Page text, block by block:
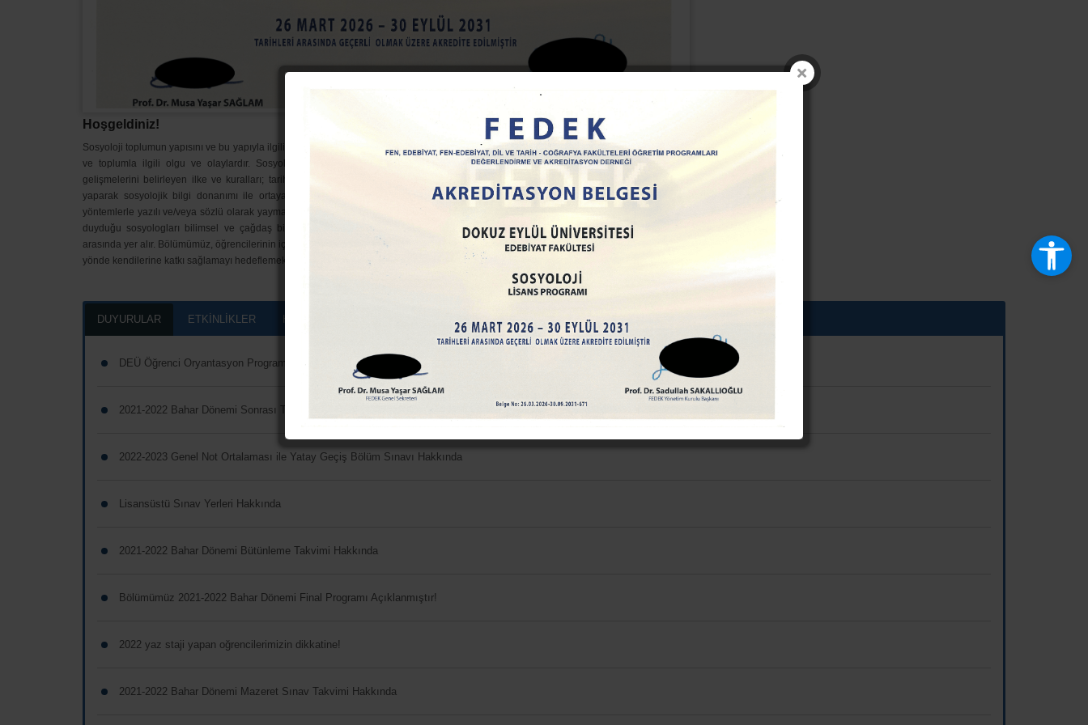
Hoşgeldiniz!
Sosyoloji toplumun yapısını ve bu yapıyla ilgili değişme ve gelişme süreçlerini inceleyen bir bilim dalıdır. Sosyolojinin temel konusu toplum
ve toplumla ilgili olgu ve olaylardır. Sosyologlar, toplumsal yaşamın getirdiği sosyal ilişkileri, toplumsal kurumların kökenlerini ve
gelişmelerini belirleyen ilke ve kuralları; tarihsel belgeleri inceleyerek, gözlem, görüşme ve anket gibi tekniklerle alanda araştırmalar
yaparak sosyolojik bilgi donanımı ile ortaya koymaya çalışırlar. Bilimsel araştırmalar yapmak, bilgi üretmek, üretilen bilgileri çeşitli
yöntemlerle yazılı ve/veya sözlü olarak yaymak, toplumu ve içinde bulunduğu kenti, sosyal çevreyi bilgilendirmek; Türkiye’nin gereksinim
duyduğu sosyologları bilimsel ve çağdaş bir eğitimle yetiştirmek Dokuz Eylül Üniversitesi Sosyoloji Bölümü’nün en temel amaçları
arasında yer alır. Bölümümüz, öğrencilerinin içinde yaşadıkları dünyayı ve toplumu en geniş biçimde kavrama imkânlarını çoğaltmayı ve bu
yönde kendilerine katkı sağlamayı hedeflemektir.
DUYURULAR ETKİNLİKLER
DEÜ Öğrenci Oryantasyon Programı Hakkında
2021-2022 Bahar Dönemi Sonrası Tek Ders Sınavı Hakkında
2022-2023 Genel Not Ortalaması ile Yatay Geçiş Bölüm Sınavı Hakkında
Lisansüstü Sınav Yerleri Hakkında
2021-2022 Bahar Dönemi Bütünleme Takvimi Hakkında
Bölümümüz 2021-2022 Bahar Dönemi Final Programı Açıklanmıştır!
2022 yaz staji yapan oğrencilerimizin dikkatine!
2021-2022 Bahar Dönemi Mazeret Sınav Takvimi Hakkında